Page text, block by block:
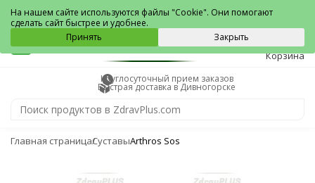
Дивногорск
0
Корзина
Круглосуточный прием заказов
Быстрая доставка в Дивногорске
Главная страницаСуставыArthros Sos
На нашем сайте используются файлы "Cookie". Они помогают
сделать сайт быстрее и удобнее.
Принять
Закрыть